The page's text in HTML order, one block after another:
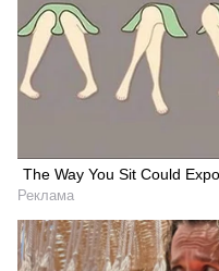
The Way You Sit Could
Реклама